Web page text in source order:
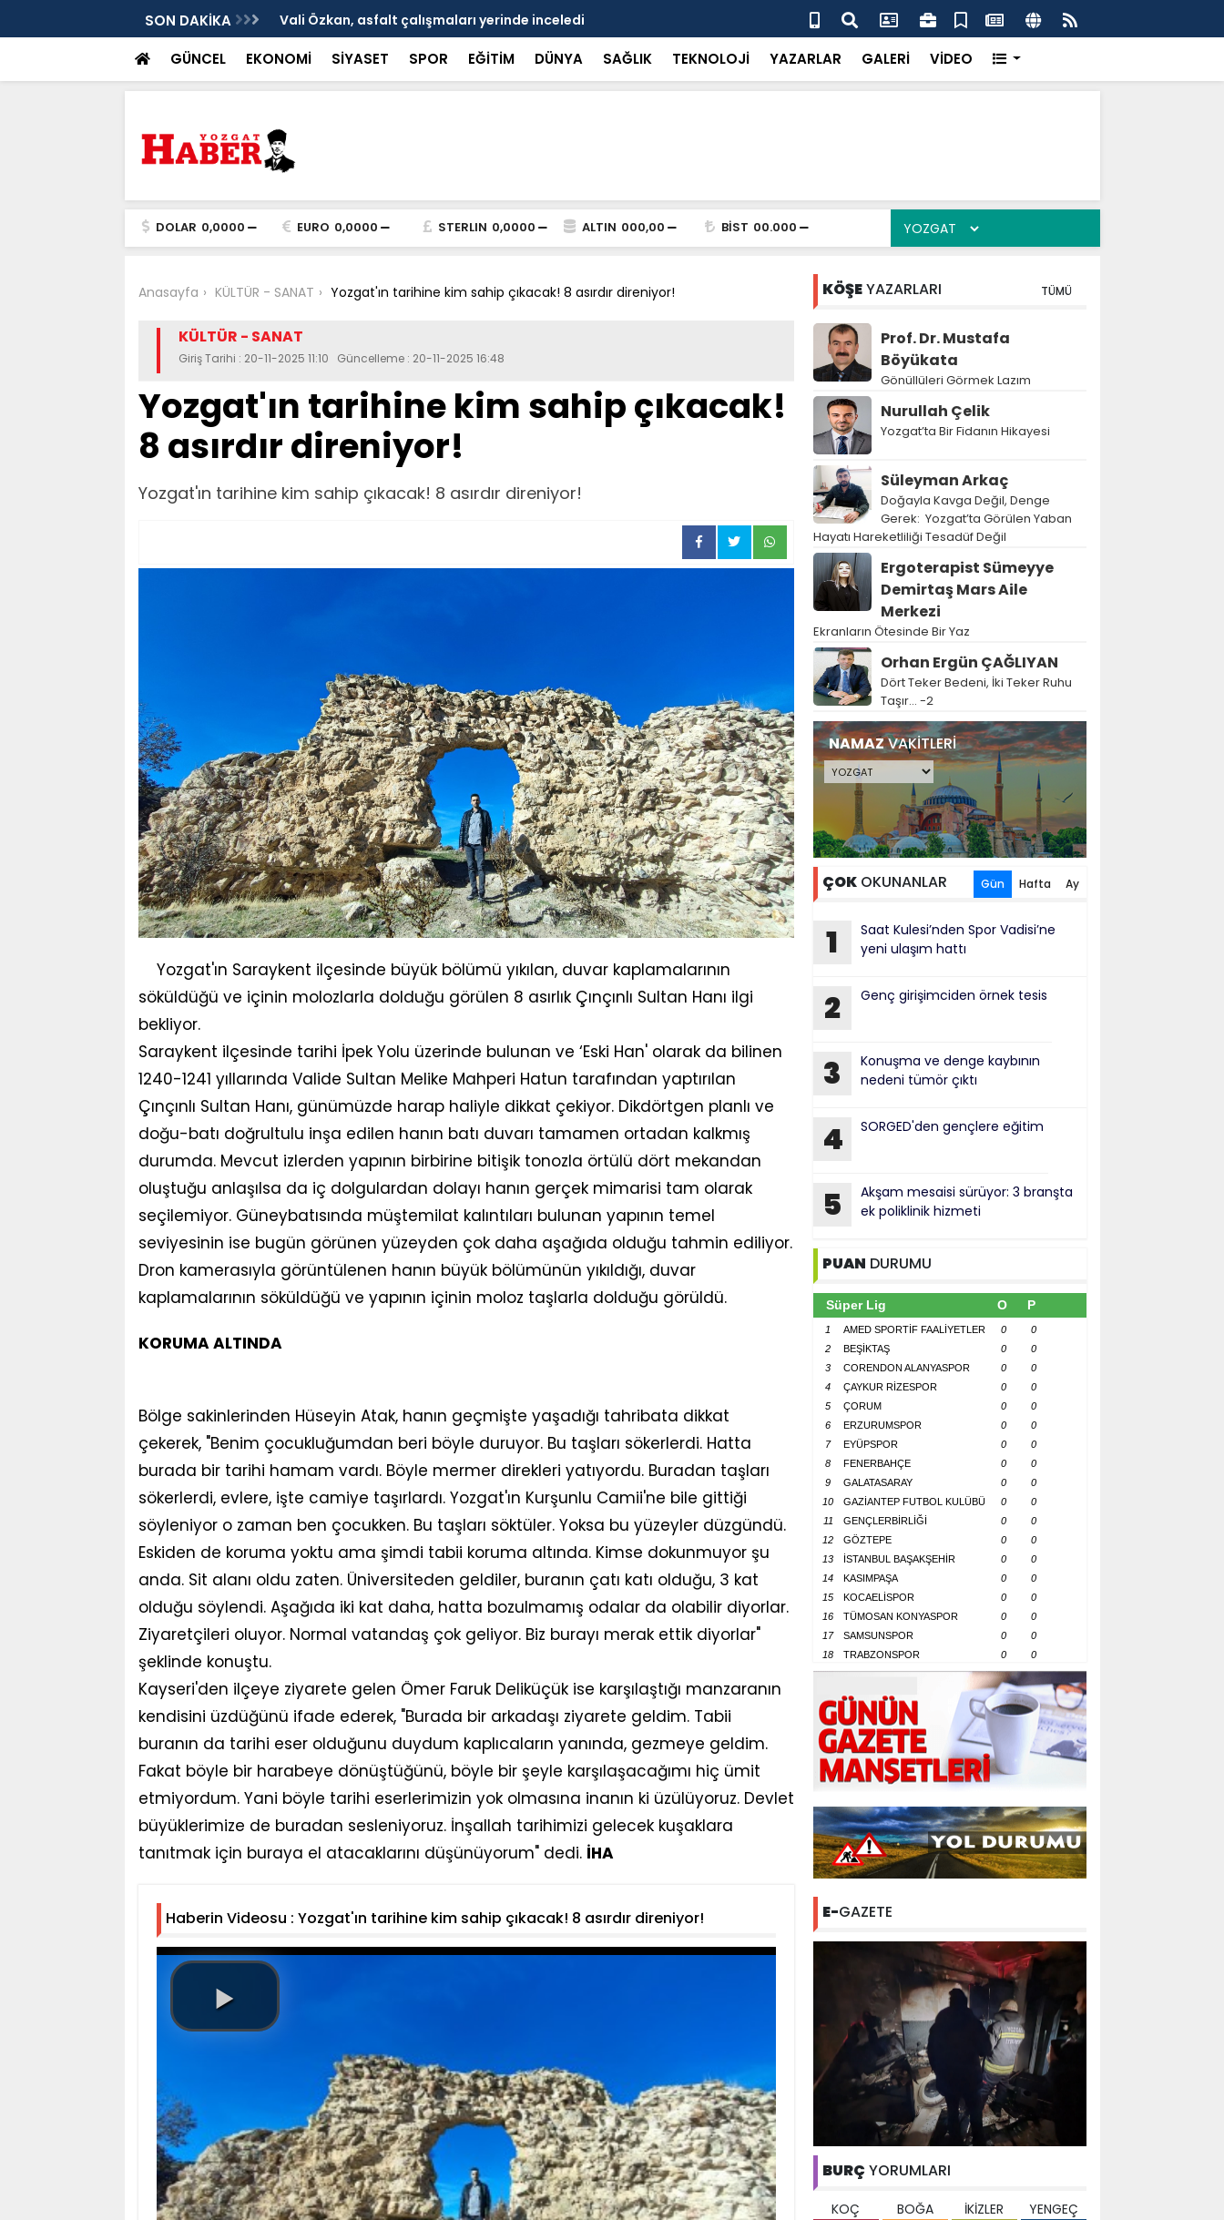
SON DAKİKA Vali Özkan, asfalt çalışmaları yerinde inceledi Bakan Gürlek’ten “Tek Çatı” mesajı
GÜNCEL EKONOMİ SİYASET SPOR EĞİTİM DÜNYA SAĞLIK TEKNOLOJİ YAZARLAR GALERİ VİDEO
DOLAR 0,0000 EURO 0,0000 STERLIN 0,0000 ALTIN 000,00 BİST 00.000
Anasayfa KÜLTÜR - SANAT Yozgat'ın tarihine kim sahip çıkacak! 8 asırdır direniyor!
KÜLTÜR - SANAT
Giriş Tarihi : 20-11-2025 11:10 Güncelleme : 20-11-2025 16:48
Yozgat'ın tarihine kim sahip çıkacak!
8 asırdır direniyor!
Yozgat'ın tarihine kim sahip çıkacak! 8 asırdır direniyor!
Yozgat'ın Saraykent ilçesinde büyük bölümü yıkılan, duvar kaplamalarının
söküldüğü ve içinin molozlarla dolduğu görülen 8 asırlık Çınçınlı Sultan Hanı ilgi
bekliyor.
Saraykent ilçesinde tarihi İpek Yolu üzerinde bulunan ve ‘Eski Han' olarak da bilinen
1240-1241 yıllarında Valide Sultan Melike Mahperi Hatun tarafından yaptırılan
Çınçınlı Sultan Hanı, günümüzde harap haliyle dikkat çekiyor. Dikdörtgen planlı ve
doğu-batı doğrultulu inşa edilen hanın batı duvarı tamamen ortadan kalkmış
durumda. Mevcut izlerden yapının birbirine bitişik tonozla örtülü dört mekandan
oluştuğu anlaşılsa da iç dolgulardan dolayı hanın gerçek mimarisi tam olarak
seçilemiyor. Güneybatısında müştemilat kalıntıları bulunan yapının temel
seviyesinin ise bugün görünen yüzeyden çok daha aşağıda olduğu tahmin ediliyor.
Dron kamerasıyla görüntülenen hanın büyük bölümünün yıkıldığı, duvar
kaplamalarının söküldüğü ve yapının içinin moloz taşlarla dolduğu görüldü.
KORUMA ALTINDA
Bölge sakinlerinden Hüseyin Atak, hanın geçmişte yaşadığı tahribata dikkat
çekerek, "Benim çocukluğumdan beri böyle duruyor. Bu taşları sökerlerdi. Hatta
burada bir tarihi hamam vardı. Böyle mermer direkleri yatıyordu. Buradan taşları
sökerlerdi, evlere, işte camiye taşırlardı. Yozgat'ın Kurşunlu Camii'ne bile gittiği
söyleniyor o zaman ben çocukken. Bu taşları söktüler. Yoksa bu yüzeyler düzgündü.
Eskiden de koruma yoktu ama şimdi tabii koruma altında. Kimse dokunmuyor şu
anda. Sit alanı oldu zaten. Üniversiteden geldiler, buranın çatı katı olduğu, 3 kat
olduğu söylendi. Aşağıda iki kat daha, hatta bozulmamış odalar da olabilir diyorlar.
Ziyaretçileri oluyor. Normal vatandaş çok geliyor. Biz burayı merak ettik diyorlar"
şeklinde konuştu.
Kayseri'den ilçeye ziyarete gelen Ömer Faruk Deliküçük ise karşılaştığı manzaranın
kendisini üzdüğünü ifade ederek, "Burada bir arkadaşı ziyarete geldim. Tabii
buranın da tarihi eser olduğunu duydum kaplıcaların yanında, gezmeye geldim.
Fakat böyle bir harabeye dönüştüğünü, böyle bir şeyle karşılaşacağımı hiç ümit
etmiyordum. Yani böyle tarihi eserlerimizin yok olmasına inanın ki üzülüyoruz. Devlet
büyüklerimize de buradan sesleniyoruz. İnşallah tarihimizi gelecek kuşaklara
tanıtmak için buraya el atacaklarını düşünüyorum" dedi. İHA
Haberin Videosu : Yozgat'ın tarihine kim sahip çıkacak! 8 asırdır direniyor!
KÖŞEYAZARLARI TÜMÜ
Prof. Dr. Mustafa
Böyükata
Gönüllüleri Görmek Lazım
Nurullah Çelik
Yozgat’ta Bir Fidanın Hikayesi
Süleyman Arkaç
Doğayla Kavga Değil, Denge
Gerek: Yozgat’ta Görülen Yaban
Hayatı Hareketliliği Tesadüf Değil
Ergoterapist Sümeyye
Demirtaş Mars Aile
Merkezi
Ekranların Ötesinde Bir Yaz
Orhan Ergün ÇAĞLIYAN
Dört Teker Bedeni, İki Teker Ruhu
Taşır… -2
NAMAZVAKİTLERİ
ÇOKOKUNANLAR Gün Hafta Ay
1
Saat Kulesi’nden Spor Vadisi’ne
yeni ulaşım hattı
2 Genç girişimciden örnek tesis
3
Konuşma ve denge kaybının
nedeni tümör çıktı
4 SORGED'den gençlere eğitim
5
Akşam mesaisi sürüyor: 3 branşta
ek poliklinik hizmeti
PUAN DURUMU
Süper Lig O P
1 AMED SPORTİF FAALİYETLER 0
0
2
BEŞİKTAŞ 0
0
3
CORENDON ALANYASPOR 0
0
4
ÇAYKUR RİZESPOR 0
0
5
ÇORUM 0
0
6
ERZURUMSPOR 0
0
7
EYÜPSPOR 0
0
8
FENERBAHÇE 0
0
9
GALATASARAY 0
0
10
GAZİANTEP FUTBOL KULÜBÜ 0
0
11
GENÇLERBİRLİĞİ 0
0
12
GÖZTEPE 0
0
13
İSTANBUL BAŞAKŞEHİR 0
0
14
KASIMPAŞA 0
0
15
KOCAELİSPOR 0
0
16
TÜMOSAN KONYASPOR 0
0
17
SAMSUNSPOR 0
0
18
TRABZONSPOR 0 0
E-GAZETE
BURÇ YORUMLARI
KOÇ BOĞA İKİZLER YENGEÇ